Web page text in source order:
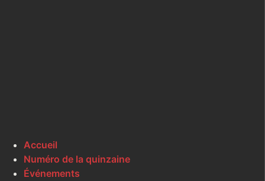
Accueil
Numéro de la quinzaine
Événements